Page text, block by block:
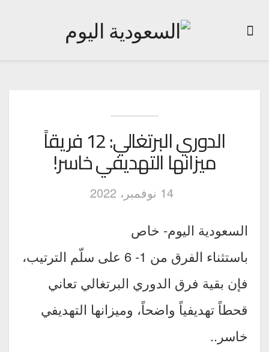
الدوري البرتغالي: 12 فريقاً
ميزانها التهديفي خاسر!
14 نوفمبر، 2022
السعودية اليوم- خاص
باستثناء الفرق من 1- 6 على سلّم الترتيب،
فإن بقية فرق الدوري البرتغالي تعاني
قحطاً تهديفياً واضحاً، وميزانها التهديفي
خاسر..